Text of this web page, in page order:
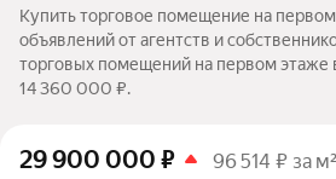
Купить торговое помещение на
объявлений от агентств и
торговых помещений на первом этаже
14 360 000 ₽.
29 900 000 ₽ 96 514 ₽ за м²